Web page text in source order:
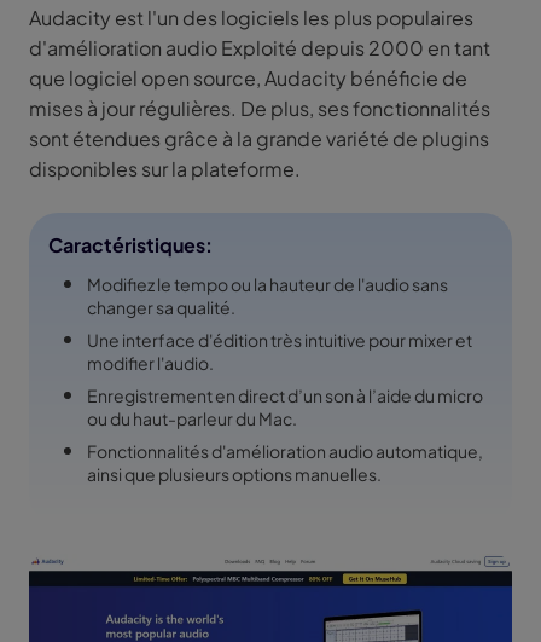
Audacity est l'un des logiciels les plus populaires
d'amélioration audio Exploité depuis 2000 en tant
que logiciel open source, Audacity bénéficie de
mises à jour régulières. De plus, ses fonctionnalités
sont étendues grâce à la grande variété de plugins
disponibles sur la plateforme.
Caractéristiques:
Modifiez le tempo ou la hauteur de l'audio sans
changer sa qualité.
Une interface d'édition très intuitive pour mixer et
modifier l'audio.
Enregistrement en direct d’un son à l’aide du micro
ou du haut-parleur du Mac.
Fonctionnalités d'amélioration audio automatique,
ainsi que plusieurs options manuelles.